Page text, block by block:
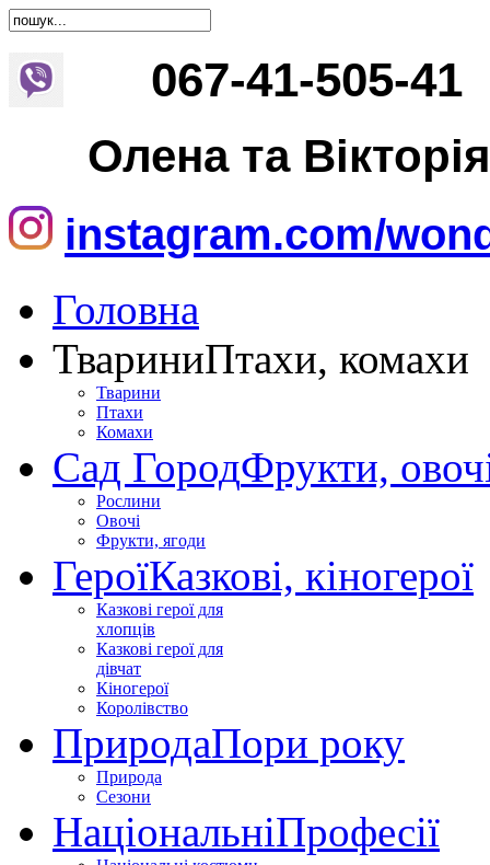
067-41-505-41
Олена та Вікторія
instagram.com/
Головна
ТвариниПтахи, комахи
Тварини
Птахи
Комахи
Сад ГородФрукти,
Рослини
Овочі
Фрукти, ягоди
ГероїКазкові, кіногерої
Казкові герої для
хлопців
Казкові герої для
дівчат
Кіногерої
Королівство
ПриродаПори року
Природа
Сезони
НаціональніПрофесії